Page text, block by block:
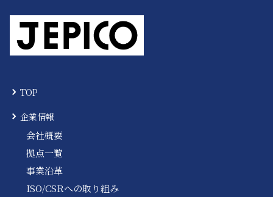
TOP
企業情報
会社概要
拠点一覧
事業沿革
ISO/CSRへの取り組み